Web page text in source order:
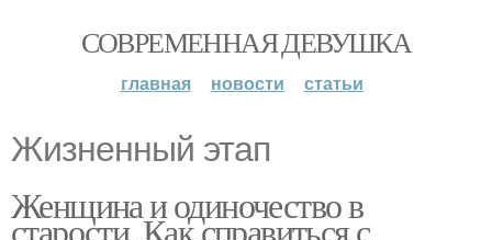
СОВРЕМЕННАЯ ДЕВУШКА
главная новости статьи
Жизненный этап
Женщина и одиночество в